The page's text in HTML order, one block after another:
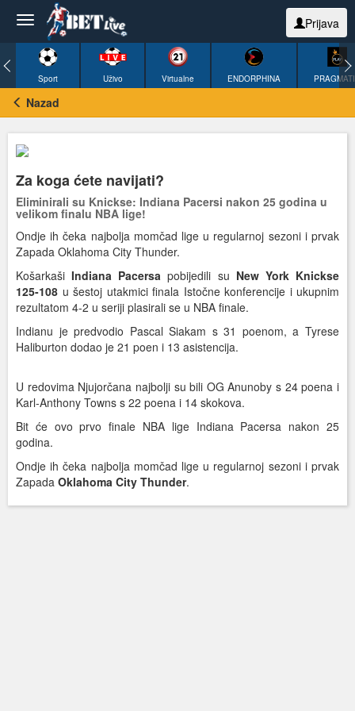
Prijava
Sport Uživo Virtualne ENDORPHINA
Nazad
Za koga ćete navijati?
Eliminirali su Knickse: Indiana Pacersi nakon 25 godina u
velikom finalu NBA lige!
Ondje ih čeka najbolja momčad lige u regularnoj sezoni i prvak
Zapada Oklahoma City Thunder.
KošarkašiIndiana Pacersa pobijedili su New York Knickse
125-108 u šestoj utakmici finala Istočne konferencije i ukupnim
rezultatom 4-2 u seriji plasirali se u NBA finale.
Indianu je predvodio Pascal Siakam s 31 poenom, a Tyrese
Haliburton dodao je 21 poen i 13 asistencija.
U redovima Njujorčana najbolji su bili OG Anunoby s 24 poena i
Karl-Anthony Towns s 22 poena i 14 skokova.
Bit će ovo prvo finale NBA lige Indiana Pacersa nakon 25
godina.
Ondje ih čeka najbolja momčad lige u regularnoj sezoni i prvak
Zapada Oklahoma City Thunder.